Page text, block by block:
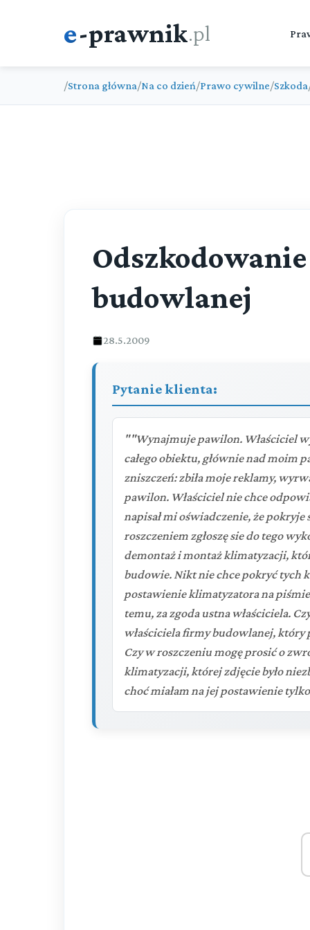
e-prawnik.pl
/Strona główna/Na co dzień/Prawo cywilne/Szkoda
budowlanej
28.5.2009
Pytanie klienta:
""Wynajmuje pawilon. Właściciel
całego obiektu, głównie nad moim
zniszczeń: zbiła moje reklamy,
pawilon. Właściciel nie chce
napisał mi oświadczenie, że
roszczeniem zgłoszę sie do tego
demontaż i montaż klimatyzacji,
budowie. Nikt nie chce pokryć tych
postawienie klimatyzatora na
temu, za zgoda ustna właściciela.
właściciela firmy budowlanej, który
Czy w roszczeniu mogę prosić o
klimatyzacji, której zdjęcie było
choć miałam na jej postawienie